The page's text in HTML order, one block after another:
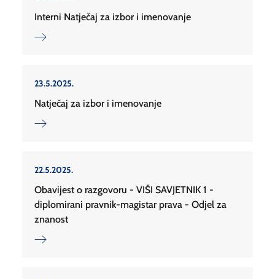
Interni Natječaj za izbor i imenovanje
23.5.2025.
Natječaj za izbor i imenovanje
22.5.2025.
Obavijest o razgovoru - VIŠI SAVJETNIK 1 -
diplomirani pravnik-magistar prava - Odjel za
znanost